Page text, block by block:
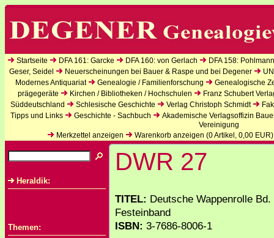
Startseite DFA 161: Garcke DFA 160: von Gerlach
DFA 158:
Geser, Seidel
Neuerscheinungen bei Bauer & Raspe und bei Degener
Modernes Antiquariat
Genealogie / Familienforschung
Genealogische
prägegeräte
Kirchen / Bibliotheken / Hochschulen
Franz Schubert
Süddeutschland
Schlesische Geschichte Verlag Christoph Schmidt
Tipps und Links
Geschichte - Sachbuch
Akademische Verlagsoffizin
Vereinigung
Merkzettel anzeigen
Warenkorb anzeigen (0Artikel, 0,00 EUR)
Heraldik:
Themen:
DWR 27
TITEL: Deutsche Wappenrolle
Festeinband
ISBN: 3-7686-8006-1